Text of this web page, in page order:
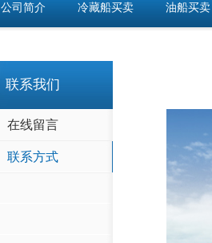
公司简介 冷藏船买卖 油船买卖
联系我们
在线留言
联系方式